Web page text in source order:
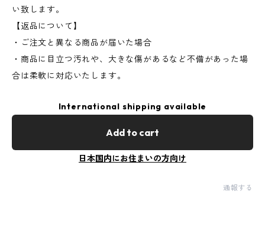
い致します。
【返品について】
・ご注文と異なる商品が届いた場合
・商品に目立つ汚れや、大きな傷があるなど不備があった場
合は柔軟に対応いたします。
International shipping available
Add to cart
日本国内にお住まいの方向け
通報する